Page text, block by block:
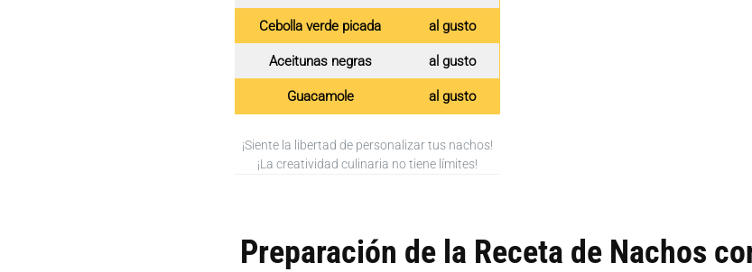
Cebolla verde picada al gusto
Aceitunas negras al gusto
Guacamole al gusto
¡Siente la libertad de personalizar tus nachos!
¡La creatividad culinaria no tiene límites!
Preparación de la Receta de Nachos